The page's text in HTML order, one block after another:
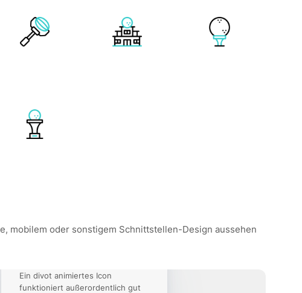
mobilem oder sonstigem Schnittstellen-Design aussehen
Ein divot animiertes Icon
funktioniert außerordentlich gut